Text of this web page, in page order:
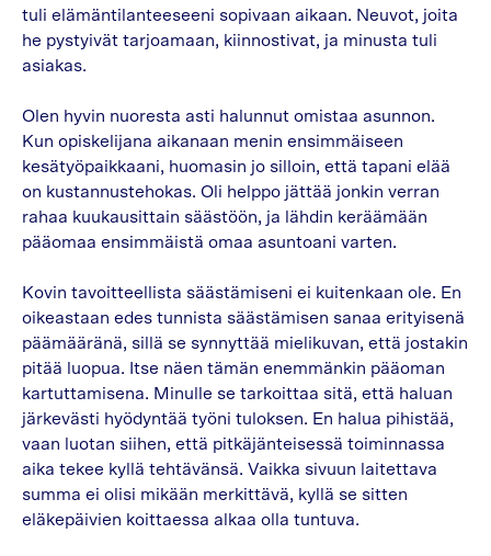
tuli elämäntilanteeseeni sopivaan aikaan. Neuvot, joita
he pystyivät tarjoamaan, kiinnostivat, ja minusta tuli
asiakas.
Olen hyvin nuoresta asti halunnut omistaa asunnon.
Kun opiskelijana aikanaan menin ensimmäiseen
kesätyöpaikkaani, huomasin jo silloin, että tapani elää
on kustannustehokas. Oli helppo jättää jonkin verran
rahaa kuukausittain säästöön, ja lähdin keräämään
pääomaa ensimmäistä omaa asuntoani varten.
Kovin tavoitteellista säästämiseni ei kuitenkaan ole. En
oikeastaan edes tunnista säästämisen sanaa erityisenä
päämääränä, sillä se synnyttää mielikuvan, että jostakin
pitää luopua. Itse näen tämän enemmänkin pääoman
kartuttamisena. Minulle se tarkoittaa sitä, että haluan
järkevästi hyödyntää työni tuloksen. En halua pihistää,
vaan luotan siihen, että pitkäjänteisessä toiminnassa
aika tekee kyllä tehtävänsä. Vaikka sivuun laitettava
summa ei olisi mikään merkittävä, kyllä se sitten
eläkepäivien koittaessa alkaa olla tuntuva.